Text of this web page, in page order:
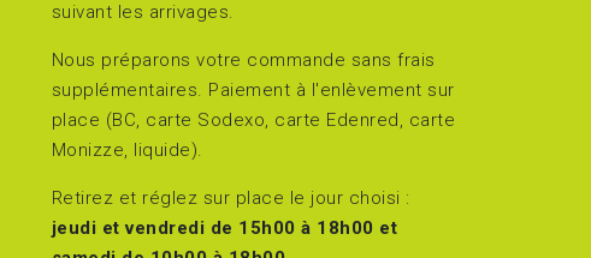
suivant les arrivages.
Nous préparons votre commande sans frais
supplémentaires. Paiement à l'enlèvement sur
place (BC, carte Sodexo, carte Edenred, carte
Monizze, liquide).
Retirez et réglez sur place le jour choisi :
jeudi et vendredi de 15h00 à 18h00 et